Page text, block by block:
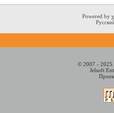
Powered by
© 2007 - 2025
Jelsoft